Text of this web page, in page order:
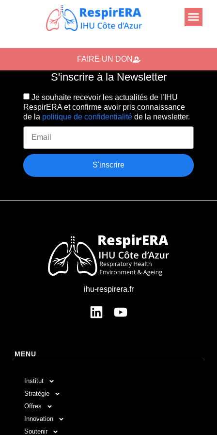
FAIRE UN DON
S'inscrire à la Newsletter
Je souhaite recevoir les actualités de l’IHU
RespirERA et confirme avoir pris connaissance
de la politique de confidentialité de la newsletter.
S'inscrire
MENU
Institut
Stratégie
Offres
Innovation
Soutenir
ihu-respirera.fr